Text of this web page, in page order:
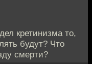
кретинизма то,
будут? Что
смерти?